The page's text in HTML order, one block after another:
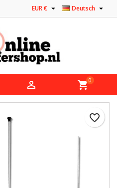
Deutsch 
EUR € 
 shopping_cart0
favorite_border